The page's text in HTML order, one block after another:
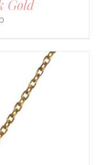
Gold